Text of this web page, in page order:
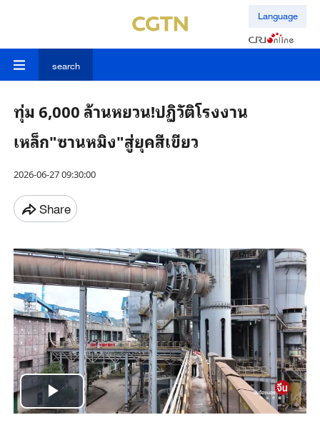
Language
search
ทุ่ม 6,000 ล้านหยวน!ปฏิวัติโรงงาน
เหล็ก"ซานหมิง"สู่ยุคสีเขียว
2026-06-27 09:30:00
Share
Play